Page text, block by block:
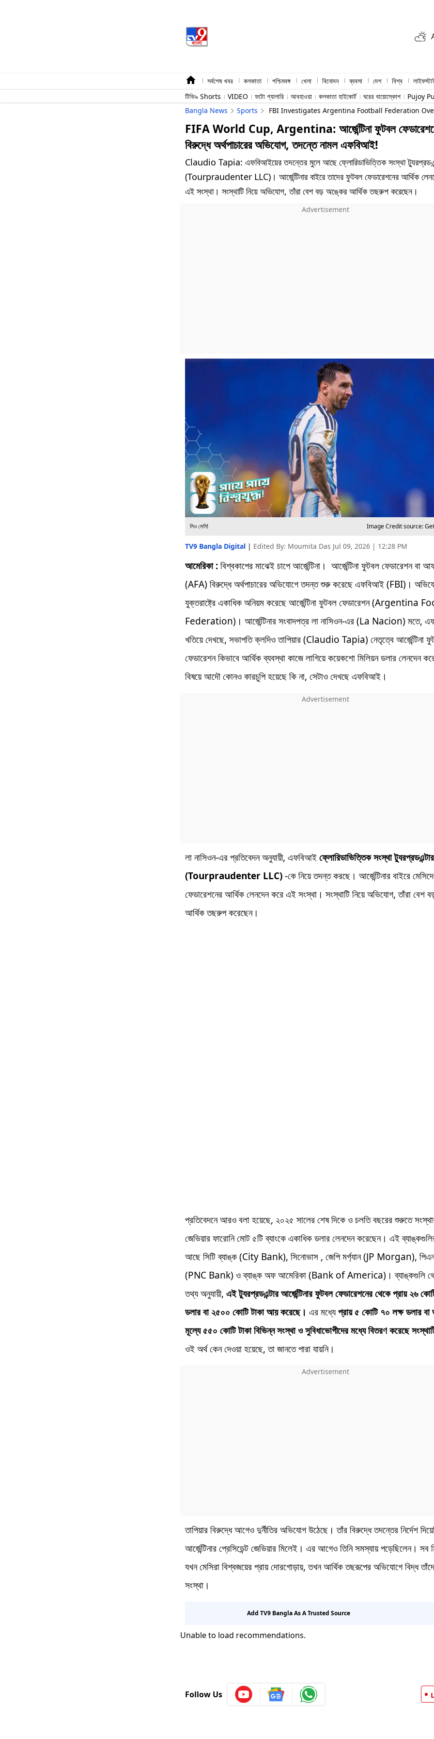
সর্বশেষ খবর কলকাতা পশ্চিমবঙ্গ খেলা বিনোদন ব্যবসা দেশ বিশ্ব
টিভি৯ Shorts
VIDEO ফটো গ্যালারি আবহাওয়া কলকাতা হাইকোর্ট ঘরের বায়োস্কোপ
Pujoy
Bangla News
Sports FBI Investigates Argentina Football Federation
FIFA World Cup, Argentina: আর্জেন্টিনা ফুটবল
বিরুদ্ধে অর্থপাচারের অভিযোগ, তদন্তে নামল এফবিআই!
Claudio Tapia: এফবিআইয়ের তদন্তের মুলে আছে ফ্লোরিডাভিত্তিক সংস্থা
(Tourpraudenter LLC)। আর্জেন্টিনার বাইরে তাদের ফুটবল ফেডারেশনের আর্থিক
এই সংস্থা। সংস্থাটি নিয়ে অভিযোগ, তাঁরা বেশ বড় অঙ্কের আর্থিক তছরুপ করেছেন।
লিও মেসি! Image Credit source:
TV9 Bangla Digital | Edited By: Moumita Das Jul 09, 2026 | 12:28 PM
আমেরিকা :বিশ্বকাপের মাঝেই চাপে আর্জেন্টিনা। আর্জেন্টিনা ফুটবল ফেডারেশন বা
(AFA) বিরুদ্ধে অর্থপাচারের অভিযোগে তদন্ত শুরু করেছে এফবিআই (FBI)।
যুক্তরাষ্ট্রে একাধিক অনিয়ম করেছে আর্জেন্টিনা ফুটবল ফেডারেশন (Argentina
Federation)। আর্জেন্টিনার সংবাদপত্র লা নাসিওন-এর (La Nacion) মতে,
খতিয়ে দেখছে, সভাপতি ক্লদিও তাপিয়ার (Claudio Tapia) নেতৃত্বে আর্জেন্টিনা
ফেডারেশন কিভাবে আর্থিক ব্যবস্থা কাজে লাগিয়ে কয়েকশো মিলিয়ন ডলার লেনদেন
বিষয়ে আদৌ কোনও কারচুপি হয়েছে কি না, সেটাও দেখছে এফবিআই।
লা নাসিওন-এর প্রতিবেদন অনুযায়ী, এফবিআইফ্লোরিডাভিত্তিক সংস্থা ট্যুরপ্রডএন্টার
(Tourpraudenter LLC)-কে নিয়ে তদন্ত করছে। আর্জেন্টিনার বাইরে
ফেডারেশনের আর্থিক লেনদেন করে এই সংস্থা। সংস্থাটি নিয়ে অভিযোগ, তাঁরা বেশ
আর্থিক তছরুপ করেছেন।
প্রতিবেদনে আরও বলা হয়েছে, ২০২৫ সালের শেষ দিকে ও চলতি বছরের শুরুতে
জেভিয়ার ফারোনি মোট ৫টি ব্যাংকে একাধিক ডলার লেনদেন করেছেন। এই
আছে সিটি ব্যাঙ্ক (City Bank), সিনোভাস , জেপি মর্গ্যান (JP Morgan),
(PNC Bank) ও ব্যাঙ্ক অফ আমেরিকা (Bank of America)। ব্যাঙ্কগুলি
তথ্য অনুযায়ী, এই ট্যুরপ্রডএন্টার আর্জেন্টিনার ফুটবল ফেডারেশনের থেকে প্রায় ২৬
ডলার বা ২৫০০ কোটি টাকা আয় করেছে। এর মধ্যেপ্রায় ৫ কোটি ৭০ লক্ষ ডলার বা
মূল্যে ৫৫০ কোটি টাকা বিভিন্ন সংস্থা ও সুবিধাভোগীদের মধ্যে বিতরণ করেছে
ওই অর্থ কেন দেওয়া হয়েছে, তা জানতে পারা যায়নি।
তাপিয়ার বিরুদ্ধে আগেও দুর্নীতির অভিযোগ উঠেছে। তাঁর বিরুদ্ধে তদন্তের নির্দেশ
আর্জেন্টিনার প্রেসিডেন্ট জেভিয়ার মিলেই। এর আগেও তিনি সমস্যায় পড়েছিলেন। সব
যখন মেসিরা বিশ্বজয়ের প্রায় দোরগোড়ায়, তখন আর্থিক তছরূপের অভিযোগে বিদ্ধ
সংস্থা।
Add TV9 Bangla As A Trusted Source
Unable to load recommendations.
Follow Us